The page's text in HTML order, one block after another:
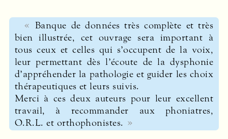
Banque de données très complète et très
bien illustrée, cet ouvrage sera important à
tous ceux et celles qui s’occupent de la voix,
leur permettant dès l’écoute de la dysphonie
d’appréhender la pathologie et guider les choix
thérapeutiques et leurs suivis.
Merci à ces deux auteurs pour leur excellent
travail, à recommander aux phoniatres,
O.R.L. et orthophonistes.